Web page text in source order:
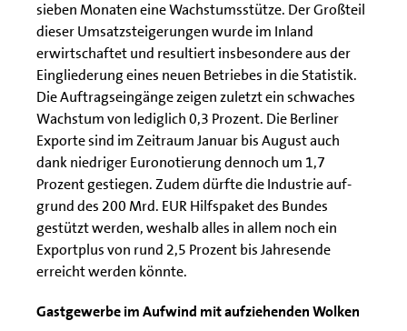
sieben Monaten eine Wachstumsstütze. Der Großteil
dieser Umsatzsteigerungen wurde im Inland
erwirtschaftet und resultiert insbesondere aus der
Eingliederung eines neuen Betriebes in die Statistik.
Die Auftragseingänge zeigen zuletzt ein schwaches
Wachstum von lediglich 0,3 Prozent. Die Berliner
Exporte sind im Zeitraum Januar bis August auch
dank niedriger Euronotierung dennoch um 1,7
Prozent gestiegen. Zudem dürfte die Industrie auf-
grund des 200 Mrd. EUR Hilfspaket des Bundes
gestützt werden, weshalb alles in allem noch ein
Exportplus von rund 2,5 Prozent bis Jahresende
erreicht werden könnte.
Gastgewerbe im Aufwind mit aufziehenden Wolken